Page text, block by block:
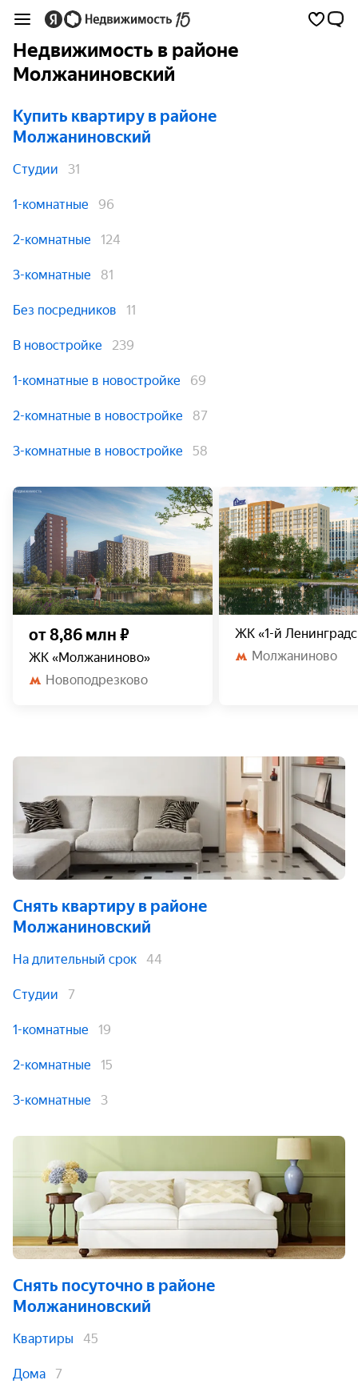
Недвижимость в районе
Молжаниновский
Купить квартиру в районе
Молжаниновский
Студии 31
1-комнатные 96
2-комнатные 124
3-комнатные 81
Без посредников 11
В новостройке 239
1-комнатные в новостройке 69
2-комнатные в новостройке 87
3-комнатные в новостройке 58
от 8,86 млн ₽
ЖК «Молжаниново»
Новоподрезково
ЖК «1-й
Молжаниново
Снять квартиру в районе
Молжаниновский
На длительный срок 44
Студии 7
1-комнатные 19
2-комнатные 15
3-комнатные 3
Снять посуточно в районе
Молжаниновский
Квартиры 45
Дома 7